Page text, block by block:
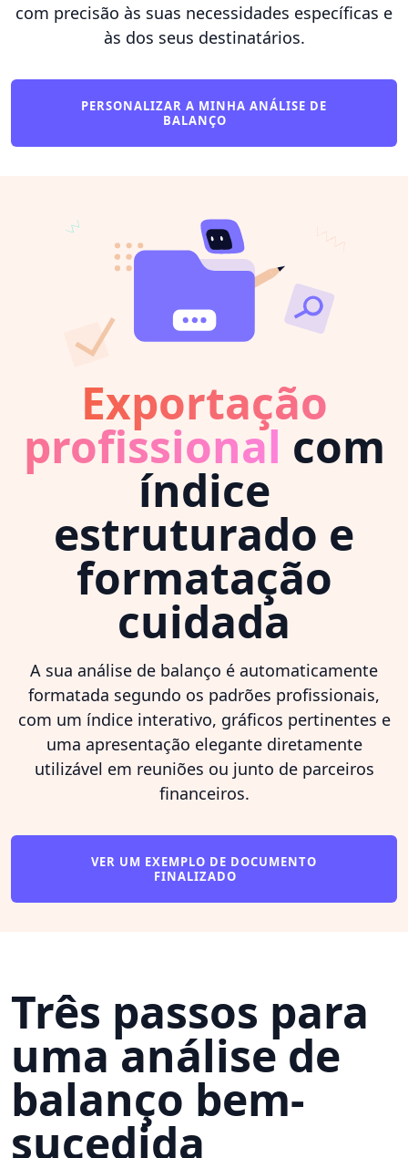
com precisão às suas necessidades específicas e
às dos seus destinatários.
PERSONALIZAR A MINHA ANÁLISE DE
BALANÇO
Exportação
profissional com
índice
estruturado e
formatação
cuidada
A sua análise de balanço é automaticamente
formatada segundo os padrões profissionais,
com um índice interativo, gráficos pertinentes e
uma apresentação elegante diretamente
utilizável em reuniões ou junto de parceiros
financeiros.
VER UM EXEMPLO DE DOCUMENTO
FINALIZADO
Três passos para
uma análise de
balanço bem-
sucedida